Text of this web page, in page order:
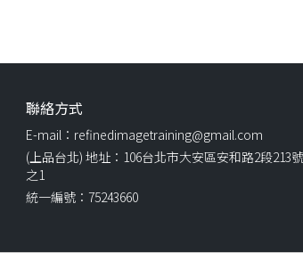
聯絡方式
E-mail：refinedimagetraining@gmail.com
(上品台北) 地址：106台北市大安區安和路2段213
之1
統一編號：75243660